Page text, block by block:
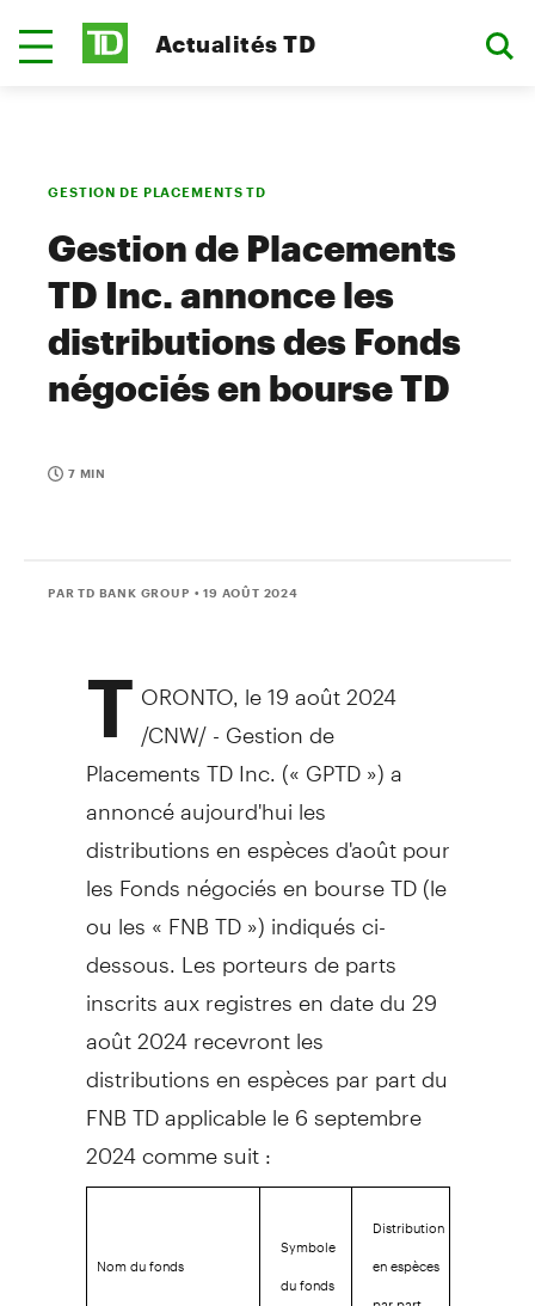
Actualités TD
GESTION DE PLACEMENTS TD
Gestion de Placements
TD Inc. annonce les
distributions des Fonds
négociés en bourse TD
7 MIN
PAR TD BANK GROUP • 19 AOÛT 2024
T ORONTO le 19 août 2024
/CNW/ - Gestion de
Placements TD Inc. (« GPTD ») a
annoncé aujourd'hui les
distributions en espèces d'août pour
les Fonds négociés en bourse TD (le
ou les « FNB TD ») indiqués ci-
dessous. Les porteurs de parts
inscrits aux registres en date du 29
août 2024 recevront les
distributions en espèces par part du
FNB TD applicable le 6 septembre
2024 comme suit :
Nom du fonds
Symbole
du fonds
Distribution
en espèces
par part